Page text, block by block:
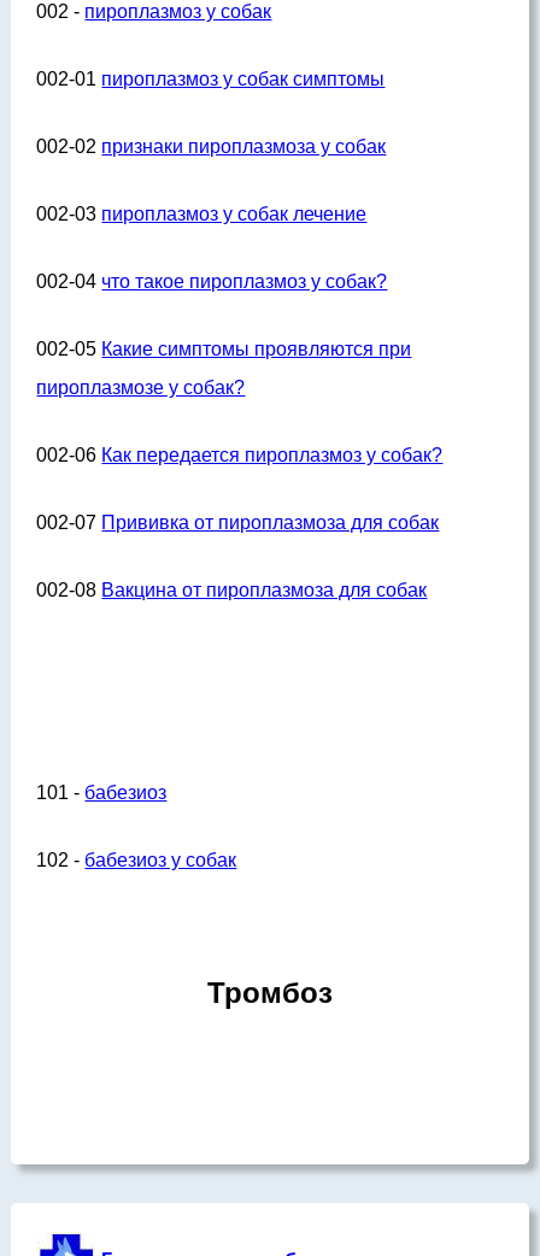
002 - пироплазмоз у собак
002-01 пироплазмоз у собак симптомы
002-02 признаки пироплазмоза у собак
002-03 пироплазмоз у собак лечение
002-04 что такое пироплазмоз у собак?
002-05 Какие симптомы проявляются при
пироплазмозе у собак?
002-06 Как передается пироплазмоз у собак?
002-07 Прививка от пироплазмоза для собак
002-08 Вакцина от пироплазмоза для собак
101 - бабезиоз
102 - бабезиоз у собак
Тромбоз